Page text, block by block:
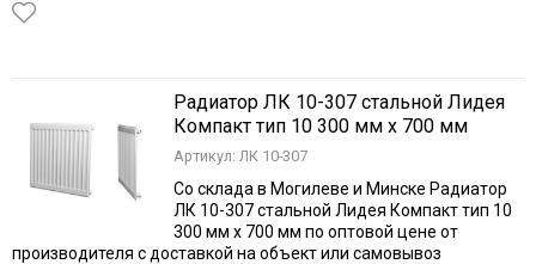
Радиатор ЛК 10-307 стальной Лидея
Компакт тип 10 300 мм х 700 мм
Артикул: ЛК 10-307
Со склада в Могилеве и Минске Радиатор
ЛК 10-307 стальной Лидея Компакт тип 10
300 мм х 700 мм по оптовой цене от
производителя с доставкой на объект или самовывоз